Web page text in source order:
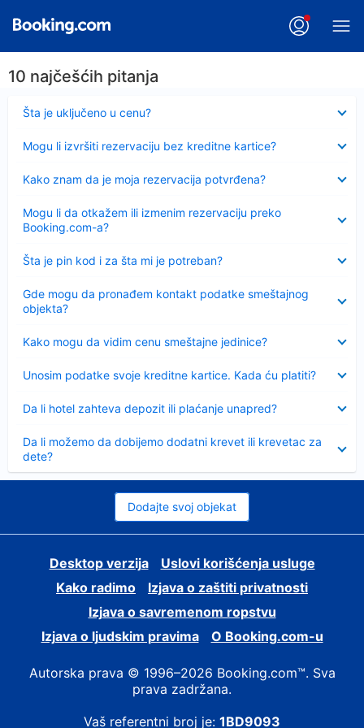
10 najčešćih pitanja
Šta je uključeno u cenu?
Sažeto
Mogu li izvršiti rezervaciju bez kreditne kartice?
Kako znam da je moja rezervacija potvrđena?
Mogu li da otkažem ili izmenim rezervaciju preko
Booking.com-a?
Šta je pin kod i za šta mi je potreban?
Sažeto
Gde mogu da pronađem kontakt podatke smeštajnog
objekta?
Kako mogu da vidim cenu smeštajne jedinice?
Unosim podatke svoje kreditne kartice. Kada ću platiti?
Da li hotel zahteva depozit ili plaćanje unapred?
Da li možemo da dobijemo dodatni krevet ili krevetac za
dete?
Dodajte svoj objekat
Desktop verzija
Uslovi korišćenja usluge
Kako radimo
Izjava o zaštiti privatnosti
Izjava o savremenom ropstvu
Izjava o ljudskim pravima
О Booking.com-u
Autorska prava © 1996–2026 Booking.com™. Sva
prava zadržana.
Vaš referentni broj je: 1BD9093